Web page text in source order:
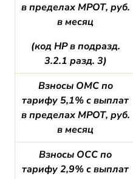
в пределах МРОТ, руб.
в месяц
(код НР в подразд.
3.2.1 разд. 3)
Взносы ОМС по
тарифу 5,1% с выплат
в пределах МРОТ, руб.
в месяц
Взносы ОСС по
тарифу 2,9% с выплат